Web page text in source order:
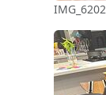
IMG_6202